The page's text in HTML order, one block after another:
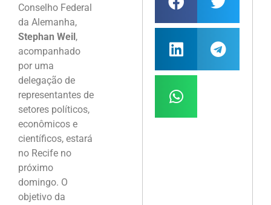
Conselho Federal
da Alemanha,
Stephan Weil ,
acompanhado
por uma
delegação de
representantes de
setores políticos,
econômicos e
científicos, estará
no Recife no
próximo
domingo. O
objetivo da